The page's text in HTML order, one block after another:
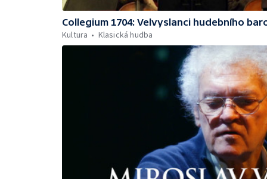
Collegium 1704: Velvyslanci hudebního
Kultura
Klasická hudba